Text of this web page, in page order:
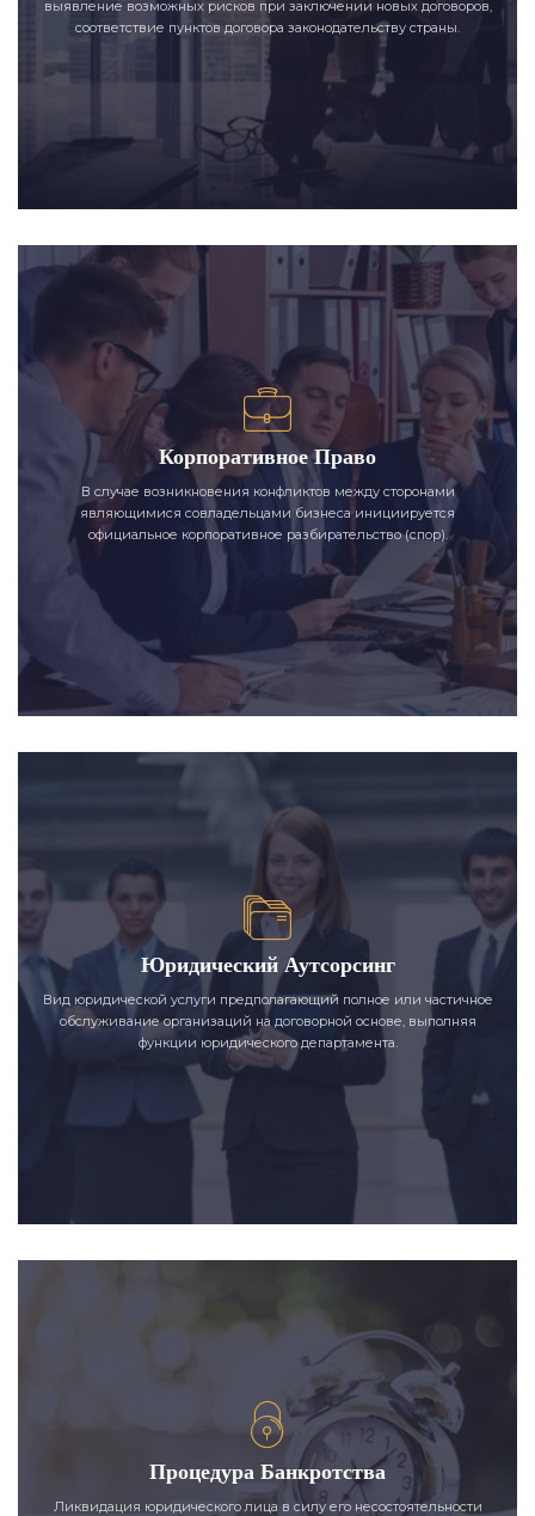
выявление возможных рисков при заключении новых договоров,
соответствие пунктов договора законодательству страны.
Корпоративное Право
В случае возникновения конфликтов между сторонами
являющимися совладельцами бизнеса инициируется
официальное корпоративное разбирательство (спор).
Юридический Аутсорсинг
Вид юридической услуги предполагающий полное или частичное
обслуживание организаций на договорной основе, выполняя
функции юридического департамента.
Процедура Банкротства
Ликвидация юридического лица в силу его несостоятельности